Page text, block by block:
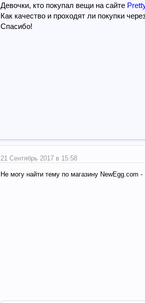
Девочки, кто покупал вещи на сайте
Как качество и проходят ли покупки
Спасибо!
21 Сентябрь 2017 в 15:58
Не могу найти тему по магазину NewEgg.com -